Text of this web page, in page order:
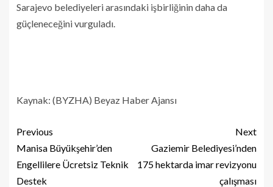
Sarajevo belediyeleri arasındaki işbirliğinin daha da
güçleneceğini vurguladı.
Kaynak: (BYZHA) Beyaz Haber Ajansı
Previous
Manisa Büyükşehir’den
Engellilere Ücretsiz Teknik
Destek
Next
Gaziemir Belediyesi’nden
175 hektarda imar revizyonu
çalışması